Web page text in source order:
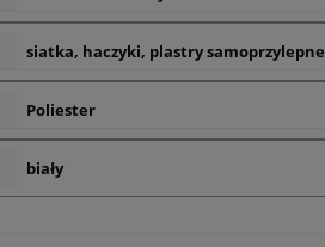
siatka, haczyki, plastry samoprzylepne
Poliester
biały